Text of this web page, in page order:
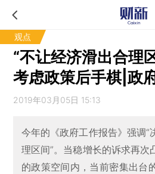
观点
“不让经济滑出合理
考虑政策后手棋|政
2019年03月05日 15:13
今年的《政府工作报告》强调“
理区间”。当稳增长的诉求再次
的政策空间内，当前密集出台